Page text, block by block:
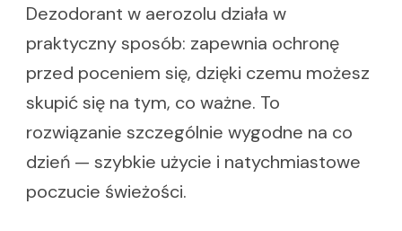
Dezodorant w aerozolu działa w
praktyczny sposób: zapewnia ochronę
przed poceniem się, dzięki czemu możesz
skupić się na tym, co ważne. To
rozwiązanie szczególnie wygodne na co
dzień — szybkie użycie i natychmiastowe
poczucie świeżości.